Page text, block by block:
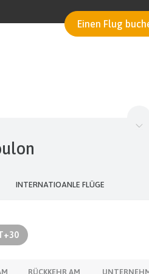
Einen Flug
INTERNATIOANLE FLÜGE
RÜCKKEHR AM